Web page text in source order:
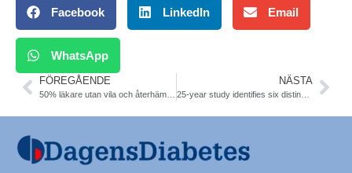
Facebook LinkedIn Email
WhatsApp
FÖREGÅENDE NÄSTA
25-year study identifies six distinct subtypes of pre diabetes. Nature Medicine